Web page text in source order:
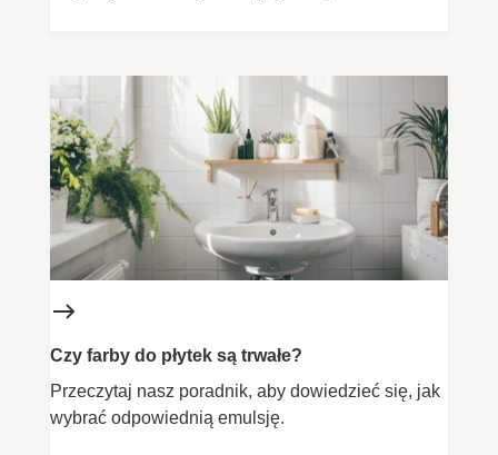
Czy farby do płytek są trwałe?
Przeczytaj nasz poradnik, aby dowiedzieć się, jak
wybrać odpowiednią emulsję.